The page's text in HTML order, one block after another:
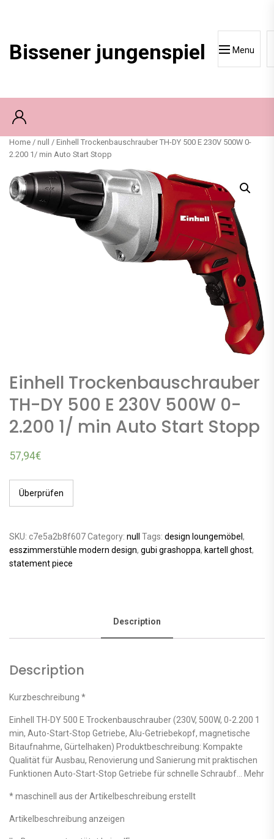
Bissener jungenspiel Menu
Home / null
/ Einhell Trockenbauschrauber TH-DY 500 E 230V 500W 0-
2.200 1/ min Auto Start Stopp
Einhell Trockenbauschrauber
TH-DY 500 E 230V 500W 0-
2.200 1/ min Auto Start Stopp
57,94€
Überprüfen
SKU: c7e5a2b8f607Category: null Tags: design loungemöbel ,
esszimmerstühle modern design, gubi grashoppa, kartell ghost,
statement piece
Description
Description
Kurzbeschreibung *
Einhell TH-DY 500 E Trockenbauschrauber (230V, 500W, 0-2.200 1
min, Auto-Start-Stop Getriebe, Alu-Getriebekopf, magnetische
Bitaufnahme, Gürtelhaken) Produktbeschreibung: Kompakte
Qualität für Ausbau, Renovierung und Sanierung mit praktischen
Funktionen Auto-Start-Stop Getriebe für schnelle Schraubf… Mehr
* maschinell aus der Artikelbeschreibung erstellt
Artikelbeschreibung anzeigen